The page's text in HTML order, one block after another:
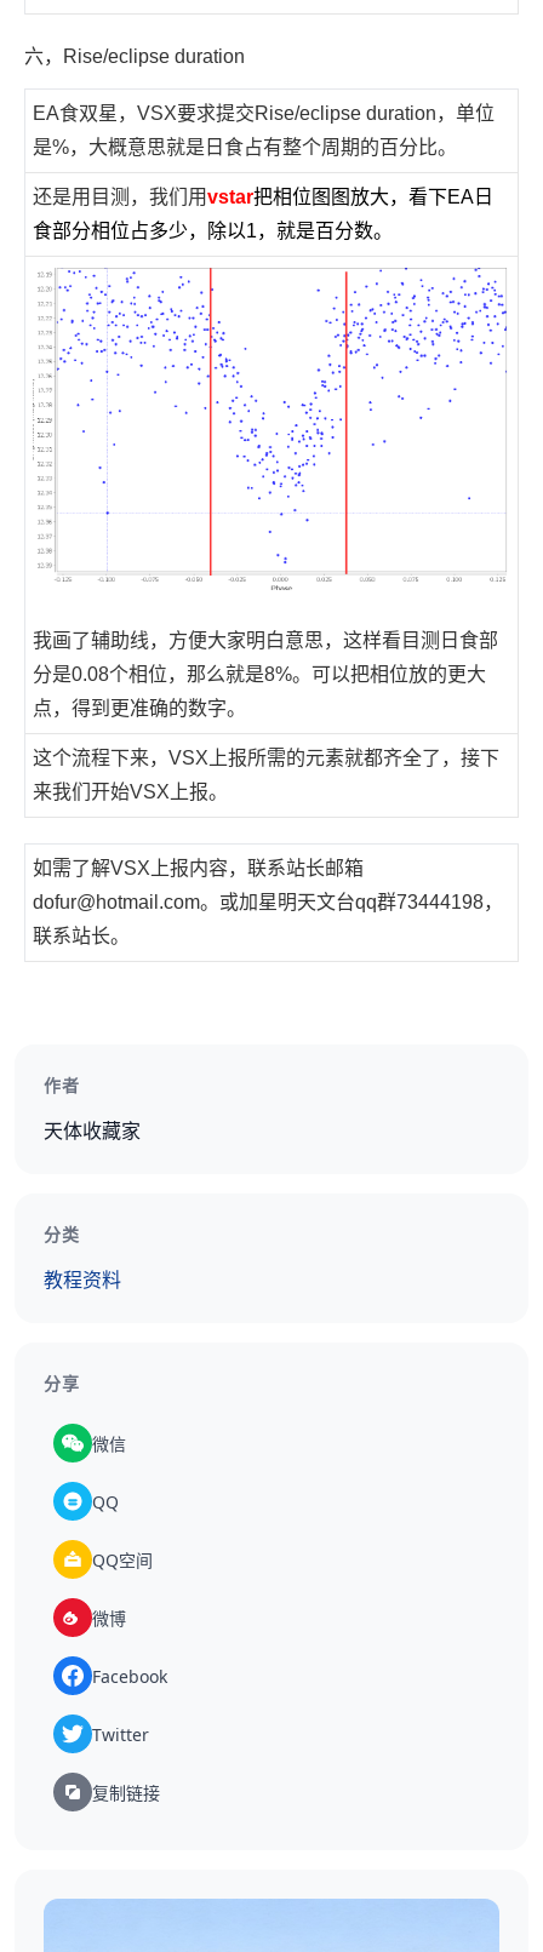
六，Rise/eclipse duration
EA食双星，VSX要求提交Rise/eclipse duration，单位
是%，大概意思就是日食占有整个周期的百分比。
还是用目测，我们用vstar把相位图图放大，看下EA日
食部分相位占多少，除以1，就是百分数。
我画了辅助线，方便大家明白意思，这样看目测日食部
分是0.08个相位，那么就是8%。可以把相位放的更大
点，得到更准确的数字。
这个流程下来，VSX上报所需的元素就都齐全了，接下
来我们开始VSX上报。
如需了解VSX上报内容，联系站长邮箱
dofur@hotmail.com。或加星明天文台qq群73444198，
联系站长。
作者
天体收藏家
分类
教程资料
分享
微信
QQ
QQ空间
微博
Facebook
Twitter
复制链接